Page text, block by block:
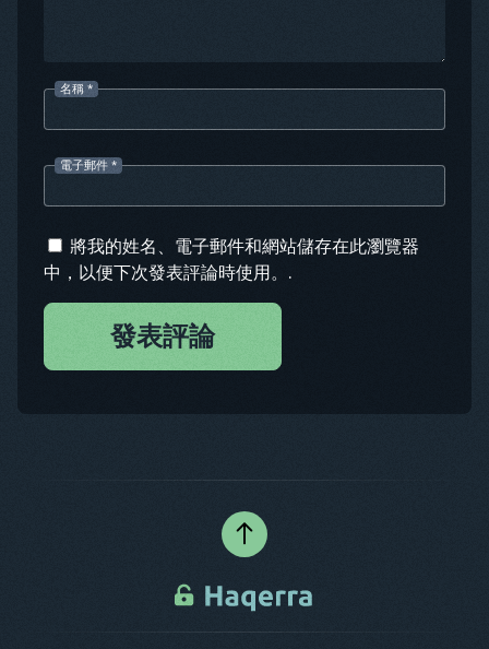
名稱 *
電子郵件 *
將我的姓名、電子郵件和網站儲存在此瀏覽器
中，以便下次發表評論時使用。.
發表評論